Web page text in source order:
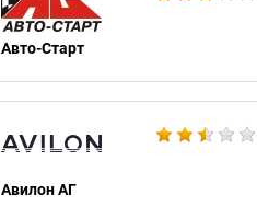
Авто-Старт
Авилон АГ